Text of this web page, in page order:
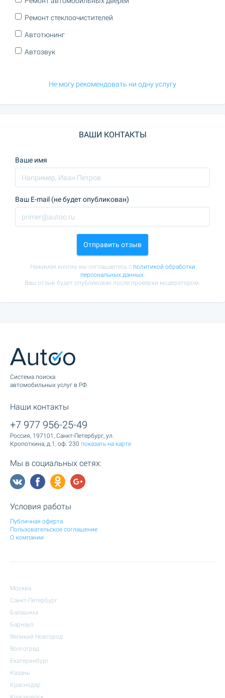
Ремонт стеклоочистителей
Автотюнинг
Автозвук
Не могу рекомендовать ни одну услугу
ВАШИ КОНТАКТЫ
Ваше имя
Ваш E-mail (не будет опубликован)
Отправить отзыв
Нажимая кнопку вы соглашаетесь с политикой обработки
персональных данных.
Ваш отзыв будет опубликован после проверки модератором.
Cистема поиска
автомобильных услуг в РФ
Наши контакты
+7 977 956-25-49
Россия, 197101, Санкт-Петербург, ул.
Кропоткина, д.1, оф. 230 показать на карте
Мы в социальных сетях:
Условия работы
Публичная оферта
Пользовательское соглашение
О компании
Москва
Санкт-Петербург
Балашиха
Барнаул
Великий Новгород
Волгоград
Екатеринбург
Казань
Краснодар